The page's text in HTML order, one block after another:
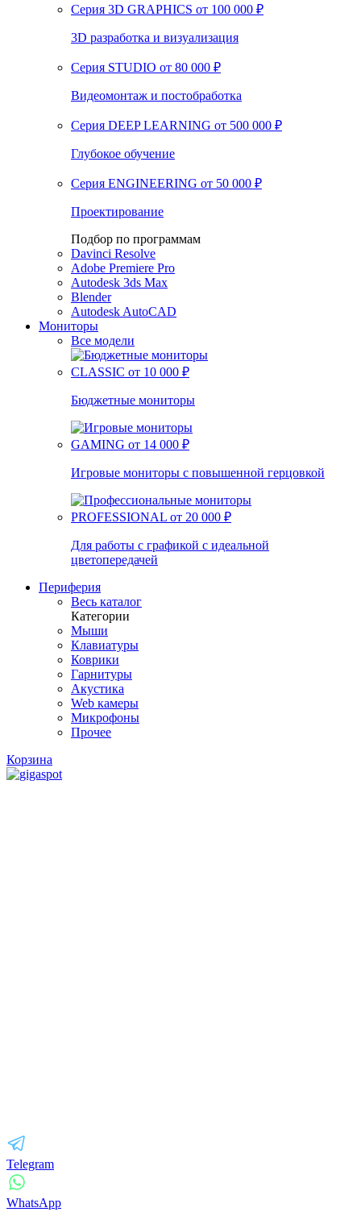
Серия 3D GRAPHICS от 100 000 ₽
3D разработка и визуализация
Серия STUDIO от 80 000 ₽
Видеомонтаж и постобработка
Серия DEEP LEARNING от 500 000 ₽
Глубокое обучение
Серия ENGINEERING от 50 000 ₽
Проектирование
Подбор по программам
Davinci Resolve
Adobe Premiere Pro
Autodesk 3ds Max
Blender
Autodesk AutoCAD
Мониторы
Все модели
CLASSIC от 10 000 ₽
Бюджетные мониторы
GAMING от 14 000 ₽
Игровые мониторы с повышенной герцовкой
PROFESSIONAL от 20 000 ₽
Для работы с графикой с идеальной
цветопередачей
Периферия
Весь каталог
Категории
Мыши
Клавиатуры
Коврики
Гарнитуры
Акустика
Web камеры
Микрофоны
Прочее
Корзина
Telegram
WhatsApp